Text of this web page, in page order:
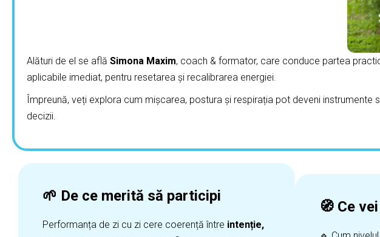
Alături de el se află Simona Maxim, coach & formator, care conduce partea
aplicabile imediat, pentru resetarea și recalibrarea energiei.
Împreună, veți explora cum mișcarea, postura și respirația pot deveni
decizii.
🌱 De ce merită să participi
Performanța de zi cu zi cere coerență între intenție,
🧭 Ce